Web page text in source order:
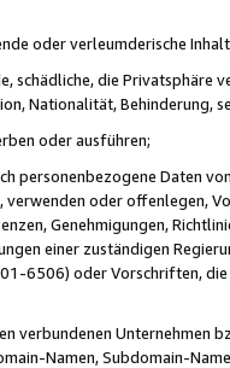
oder verleumderische
schädliche, die Privatsphäre
Nationalität, Behinderung,
oder ausführen;
personenbezogene Daten
oder offenlegen,
Genehmigungen,
einer zuständigen
6506) oder Vorschriften,
verbundenen Unternehmen
Namen, Subdomain-